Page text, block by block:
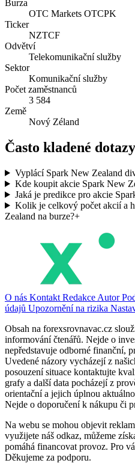
Burza
OTC Markets OTCPK
Ticker
NZTCF
Odvětví
Telekomunikační služby
Sektor
Komunikační služby
Počet zaměstnanců
3 584
Země
Nový Zéland
Často kladené
Vyplácí Spark New Zealand
Kde koupit akcie Spark New
Jaká je predikce pro akcie
Kolik je celkový počet akcií a
Zealand na burze?+
O nás Kontakt Redakce Autor
údajů Upozornění na rizika
Obsah na forexsrovnavac.cz
informování čtenářů. Nejde o
nepředstavuje odborné finanční,
Uvedené názory vycházejí z
posouzení situace kontaktujte
grafy a další data pocházejí z
orientační a jejich úplnou
Nejde o doporučení k nákupu či
Na webu se mohou objevit
využijete náš odkaz, můžeme
pomáhá financovat provoz. Pro
Děkujeme za podporu.